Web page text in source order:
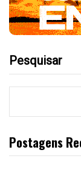
Pesquisar
Postagens